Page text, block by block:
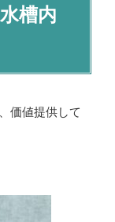
槽内
価値提供して